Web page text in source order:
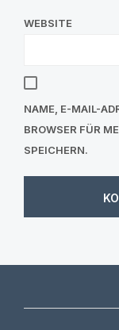
WEBSITE
NAME, E-MAIL-
BROWSER FÜR
SPEICHERN.